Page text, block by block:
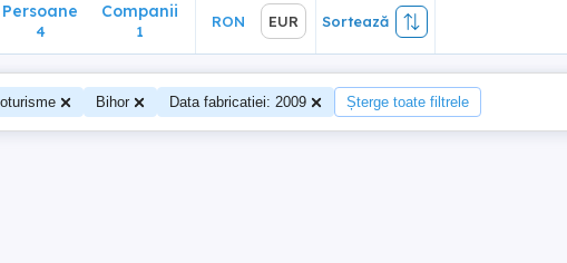
Persoane
4
Companii
1
RON EUR Sortează
Bihor Data fabricatiei: 2009 Șterge toate filtrele